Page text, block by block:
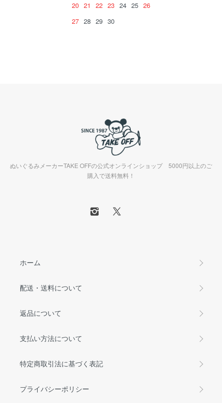
20 21 22 23 24 25 26
27 28 29 30
ぬいぐるみメーカーTAKE OFFの公式オンラインショップ 5000円以上のご
購入で送料無料！
ホーム
配送・送料について
返品について
支払い方法について
特定商取引法に基づく表記
プライバシーポリシー